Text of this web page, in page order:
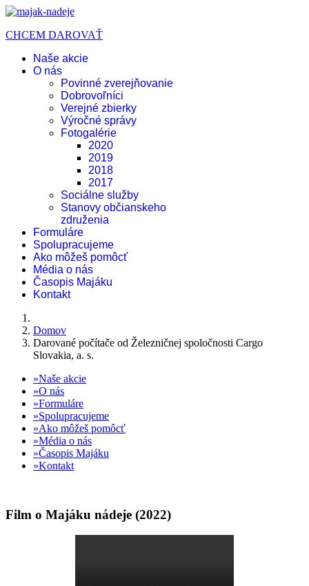
CHCEM DAROVAŤ
Naše akcie
O nás
Povinné zverejňovanie
Dobrovoľníci
Verejné zbierky
Výročné správy
Fotogalérie
2020
2019
2018
2017
Sociálne služby
Stanovy občianskeho
združenia
Formuláre
Spolupracujeme
Ako môžeš pomôcť
Média o nás
Časopis Majáku
Kontakt
Domov
Darované počítače od Železničnej spoločnosti Cargo
Slovakia, a. s.
Naše akcie
O nás
Formuláre
Spolupracujeme
Ako môžeš pomôcť
Média o nás
Časopis Majáku
Kontakt
Film o Majáku nádeje (2022)